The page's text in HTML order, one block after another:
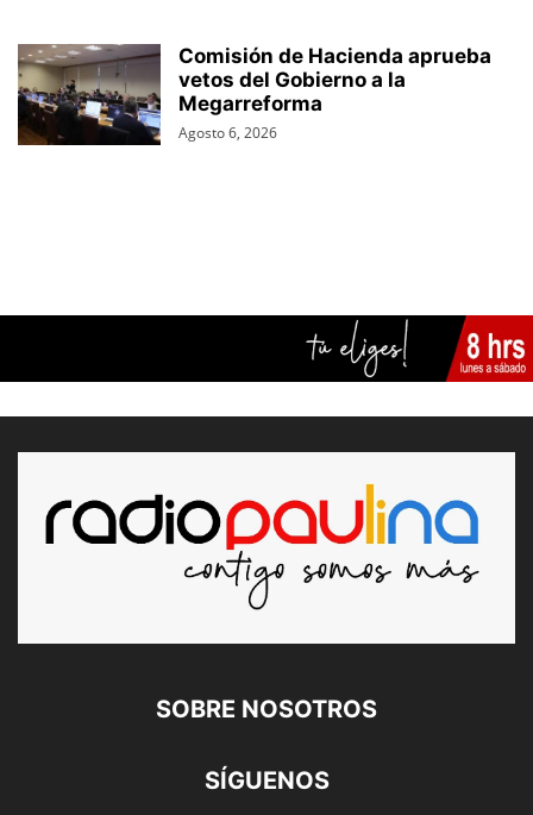
Comisión de Hacienda aprueba
vetos del Gobierno a la
Megarreforma
Agosto 6, 2026
SOBRE NOSOTROS
SÍGUENOS